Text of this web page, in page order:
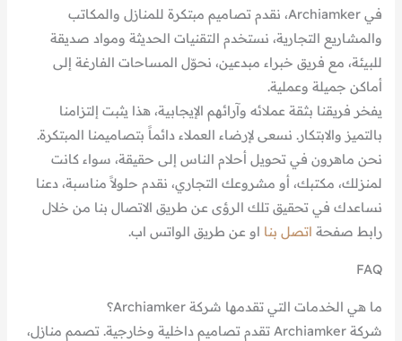
في Archiamker، نقدم تصاميم مبتكرة للمنازل والمكاتب
والمشاريع التجارية، نستخدم التقنيات الحديثة ومواد صديقة
للبيئة، مع فريق خبراء مبدعين، نحوّل المساحات الفارغة إلى
أماكن جميلة وعملية.
يفخر فريقنا بثقة عملائه وآرائهم الإيجابية، هذا يثبت إلتزامنا
بالتميز والابتكار. نسعى لإرضاء العملاء دائماً بتصاميمنا المبتكرة.
نحن ماهرون في تحويل أحلام الناس إلى حقيقة، سواء كانت
لمنزلك، مكتبك، أو مشروعك التجاري، نقدم حلولاً مناسبة، دعنا
نساعدك في تحقيق تلك الرؤى عن طريق الاتصال بنا من خلال
رابط صفحة اتصل بنا او عن طريق الواتس اب.
FAQ
ما هي الخدمات التي تقدمها شركة Archiamker؟
شركة Archiamker تقدم تصاميم داخلية وخارجية. تصمم منازل،